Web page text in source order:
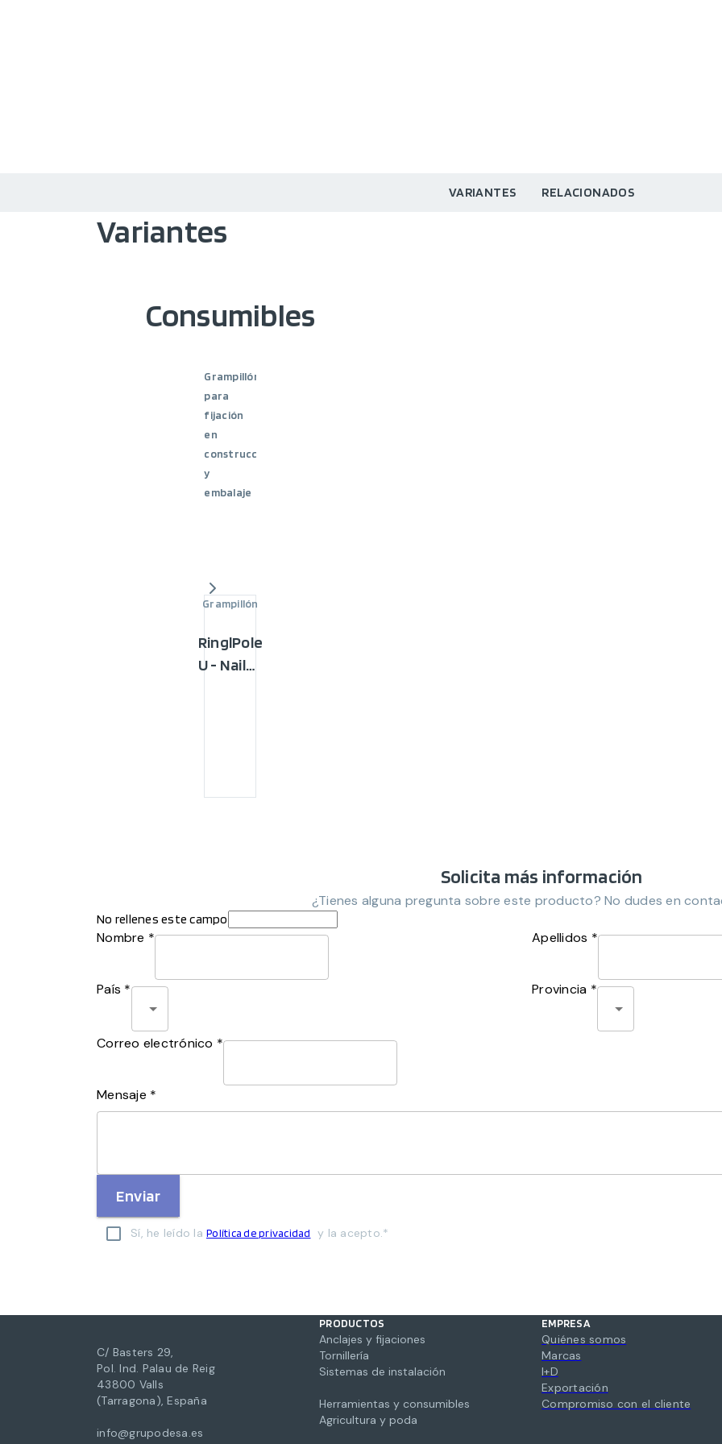
VARIANTES RELACIONADOS
Variantes
Consumibles
Grampillón
para
fijación
en
construcción
y
embalaje
Grampillón
RinglPole
U - Nail
Solicita más información
¿Tienes alguna pregunta sobre este producto? No dudes en
No rellenes este campo
Nombre * Apellidos *
País * Provincia *
Correo electrónico *
Mensaje *
Enviar
Sí, he leído la Política de privacidad y la acepto.*
C/ Basters 29,
Pol. Ind. Palau de Reig
43800 Valls
(Tarragona), España
info@grupodesa.es
PRODUCTOS
Anclajes y fijaciones
Tornillería
Sistemas de instalación
Herramientas y consumibles
Agricultura y poda
EMPRESA
Quiénes somos
Marcas
I+D
Exportación
Compromiso con el cliente